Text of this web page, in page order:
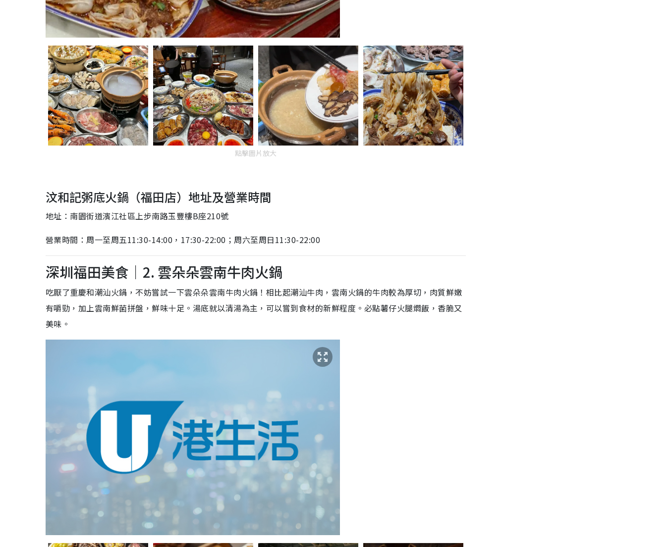
點擊圖片放大
汶和記粥底火鍋（福田店）地址及營業時間
地址：南園街道濱江社區上步南路玉豐樓B座210號
營業時間：周一至周五11:30-14:00，17:30-22:00；周六至周日11:30-22:00
深圳福田美食｜2. 雲朵朵雲南牛肉火鍋
吃厭了重慶和潮汕火鍋，不妨嘗試一下雲朵朵雲南牛肉火鍋！相比起潮汕牛肉，雲南火鍋的牛肉較為厚切，肉質鮮嫩
有嚼勁，加上雲南鮮菌拼盤，鮮味十足。湯底就以清湯為主，可以嘗到食材的新鮮程度。必點薯仔火腿燜飯，香脆又
美味。